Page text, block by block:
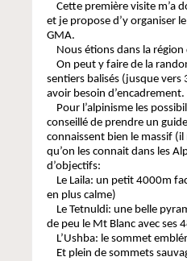
Cette première visite m’a
et je propose d’y organiser
GMA.
Nous étions dans la
On peut y faire de la
sentiers balisés (jusque vers
avoir besoin d’encadrement.
Pour l’alpinisme les
conseillé de prendre un
connaissent bien le massif (il
qu’on les connait dans les
d’objectifs:
Le Laila: un petit 4000m
en plus calme)
Le Tetnuldi: une belle
de peu le Mt Blanc avec ses
L’Ushba: le sommet
Et plein de sommets